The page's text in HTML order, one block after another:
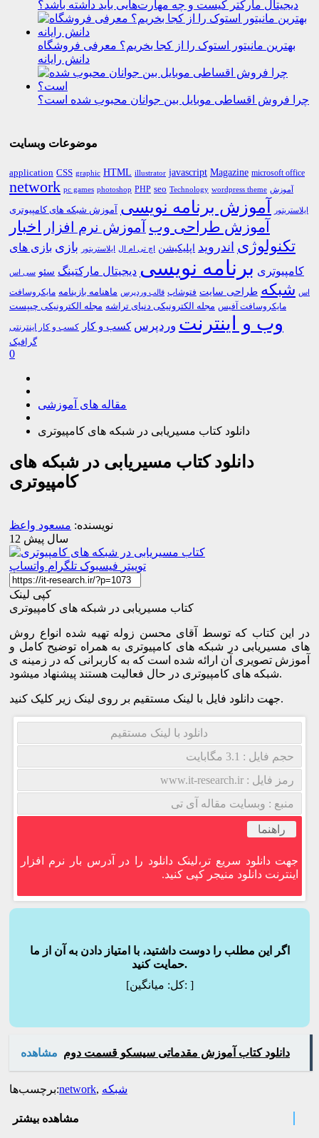
دیجیتال مارکتر کیست و چه مهارت‌هایی باید داشته باشد؟
بهترین مانیتور استوک را از کجا بخریم؟ معرفی فروشگاه
دانش رایانه
چرا فروش اقساطی موبایل بین جوانان محبوب شده است؟
موضوعات وبسایت
application CSS graphic HTML illustrator javascript Magazine microsoft office
network pc games photoshop PHP seo Technology wordpress theme آموزش
ایلاستریتور آموزش برنامه نویسی آموزش شبکه های کامپیوتری
آموزش طراحی وب آموزش نرم افزار اخبار
تکنولوژی اندروید اپلیکیشن اچ تی ام ال ایلاستریتور بازی بازی های
کامپیوتری برنامه نویسی دیجیتال مارکتینگ سئو سی اس
اس شبکه طراحی سایت فتوشاپ قالب وردپرس ماهنامه بازینامه مایکروسافت
مایکروسافت آفیس مجله الکترونیکی دنیای تراشه مجله الکترونیکی چیپست
وب و اینترنت وردپرس کسب و کار کسب و کار اینترنتی
گرافیک
0
مقاله های آموزشی
دانلود کتاب مسیریابی در شبکه های کامپیوتری
دانلود کتاب مسیریابی در شبکه های
کامپیوتری
نویسنده: مسعود واعظ
12 سال پیش
توییتر فیسبوک تلگرام واتساپ
کپی لینک
کتاب مسیریابی در شبکه های کامپیوتری
در این کتاب که توسط آقای محسن زوله تهیه شده انواع روش
های مسیریابی در شبکه های کامپیوتری به همراه توضیح کامل و
آموزش تصویری آن ارائه شده است که به کاربرانی که در زمینه ی
شبکه های کامپیوتری در حال فعالیت هستند پیشنهاد میشود.
جهت دانلود فایل با لینک مستقیم بر روی لینک زیر کلیک کنید.
دانلود با لینک مستقیم
حجم فایل : 3.1 مگابایت
رمز فایل : www.it-research.ir
منبع : وبسایت مقاله آی تی
راهنما
جهت دانلود سریع تر،لینک دانلود را در آدرس بار نرم افزار
اینترنت دانلود منیجر کپی کنید.
اگر این مطلب را دوست داشتید، با امتیاز دادن به آن از ما
حمایت کنید.
[کل:میانگین: ]
مشاهده دانلود کتاب آموزش مقدماتی سیسکو قسمت دوم
برچسب‌ها:network, شبکه
مشاهده بیشتر